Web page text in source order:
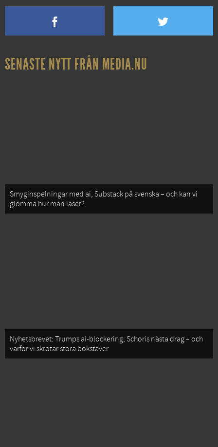
SENASTE NYTT FRÅN MEDIA.NU
Smyginspelningar med ai, Substack på svenska – och kan vi
glömma hur man läser?
Nyhetsbrevet: Trumps ai-blockering, Schoris nästa drag – och
varför vi skrotar stora bokstäver